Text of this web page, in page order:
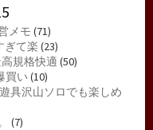
メモ (71)
ぎて楽 (23)
規格快適 (50)
買い (10)
具沢山ソロでも楽しめ
(7)